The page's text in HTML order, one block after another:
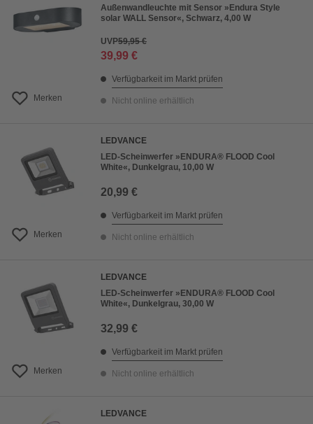
Bewertung
Merken
Außenwandleuchte mit Sensor »Endura Style
solar WALL Sensor«, Schwarz, 4,00 W
UVP59,95 €
39,99 €
Verfügbarkeit im Markt prüfen
Nicht online erhältlich
Merken
LEDVANCE
LED-Scheinwerfer »ENDURA® FLOOD Cool
White«, Dunkelgrau, 10,00 W
20,99 €
Verfügbarkeit im Markt prüfen
Nicht online erhältlich
Merken
LEDVANCE
LED-Scheinwerfer »ENDURA® FLOOD Cool
White«, Dunkelgrau, 30,00 W
32,99 €
Verfügbarkeit im Markt prüfen
Nicht online erhältlich
LEDVANCE